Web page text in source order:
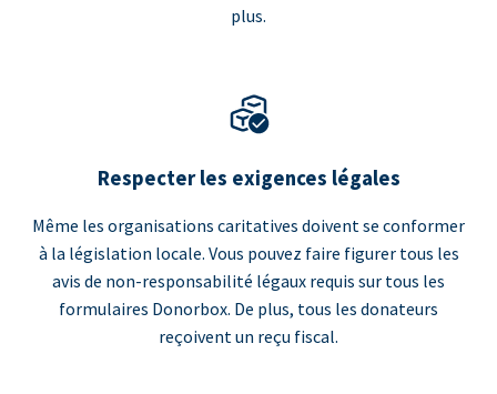
plus.
Respecter les exigences légales
Même les organisations caritatives doivent se conformer
à la législation locale. Vous pouvez faire figurer tous les
avis de non-responsabilité légaux requis sur tous les
formulaires Donorbox. De plus, tous les donateurs
reçoivent un reçu fiscal.